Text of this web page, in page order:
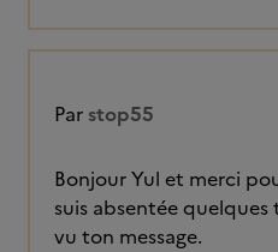
Par stop55
Bonjour Yul et merci
suis absentée
vu ton message.